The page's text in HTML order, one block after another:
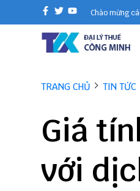
Chào mừng
TRANG CHỦ TIN TỨC
Giá
với